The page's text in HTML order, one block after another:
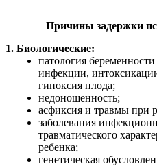
Причины задержки
1. Биологические:
патология
инфекции,
гипоксия плода;
недоношенность;
асфиксия и травмы при
заболевания
травматического
ребенка;
генетическая